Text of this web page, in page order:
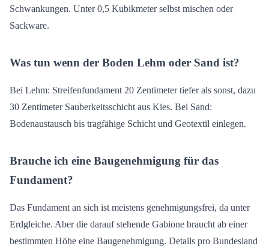
Schwankungen. Unter 0,5 Kubikmeter selbst mischen oder
Sackware.
Was tun wenn der Boden Lehm oder Sand ist?
Bei Lehm: Streifenfundament 20 Zentimeter tiefer als sonst, dazu
30 Zentimeter Sauberkeitsschicht aus Kies. Bei Sand:
Bodenaustausch bis tragfähige Schicht und Geotextil einlegen.
Brauche ich eine Baugenehmigung für das
Fundament?
Das Fundament an sich ist meistens genehmigungsfrei, da unter
Erdgleiche. Aber die darauf stehende Gabione braucht ab einer
bestimmten Höhe eine Baugenehmigung. Details pro Bundesland